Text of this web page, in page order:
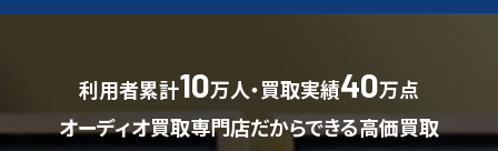
利用者累計10万人・買取実績40万点
オーディオ買取専門店だからできる高価買取